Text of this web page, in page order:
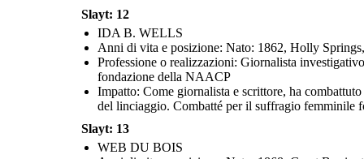
Slayt: 12
IDA B. WELLS
Anni di vita e posizione: Nato: 1862, Holly
Professione o realizzazioni: Giornalista
fondazione della NAACP
Impatto: Come giornalista e scrittore, ha
del linciaggio. Combatté per il suffragio femminile
Slayt: 13
WEB DU BOIS